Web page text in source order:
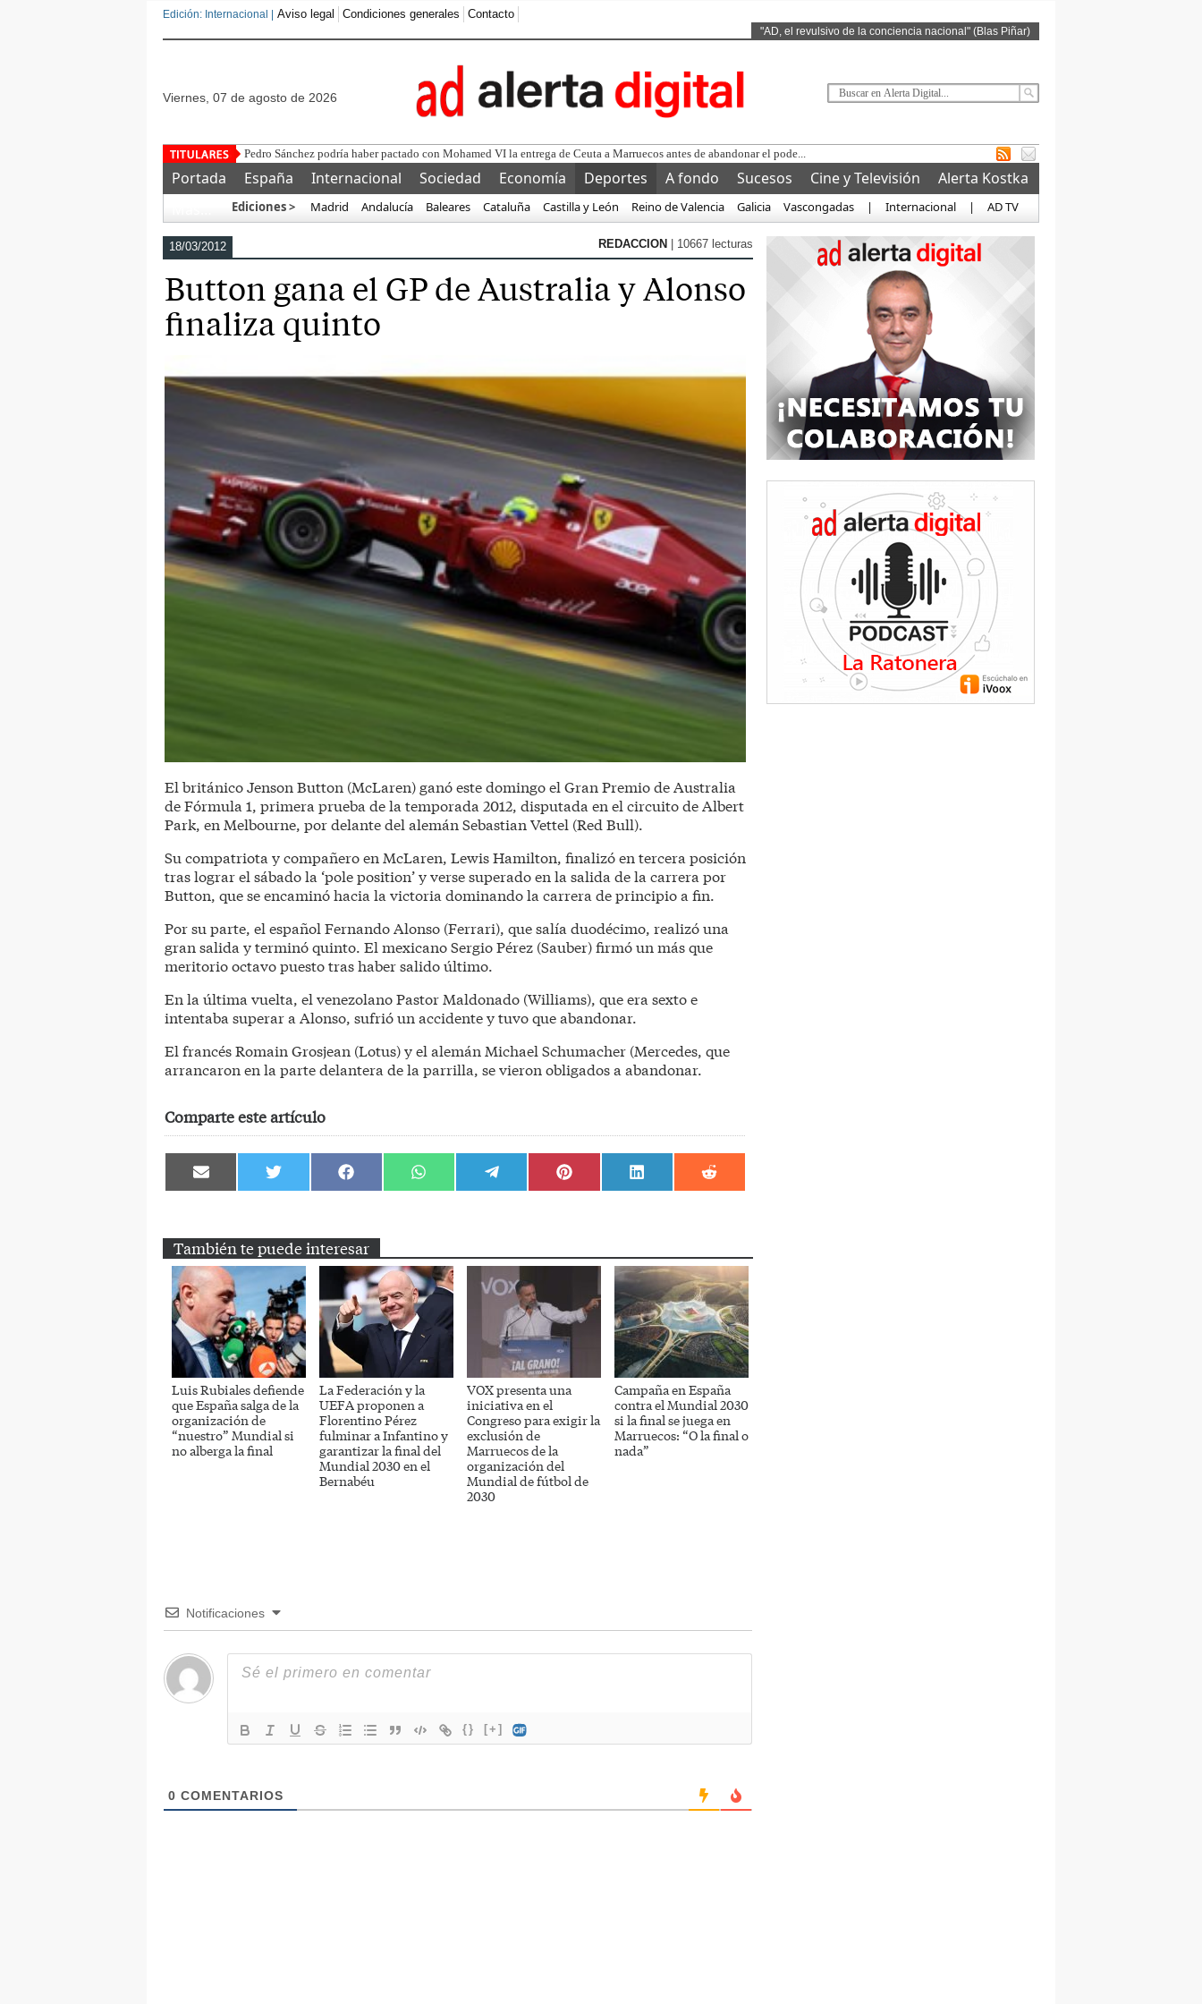
Edición: Internacional | Aviso legal Condiciones generales Contacto
"AD, el revulsivo de la conciencia nacional" (Blas Piñar)
viernes, 07 de agosto de 2026
Portada España Internacional Sociedad Economía Deportes A fondo Sucesos Cine y Televisión
Alerta Kostka
Ediciones > Madrid Andalucía Baleares Cataluña Castilla y León Reino de Valencia Galicia Vascongadas | Internacional | AD TV
18/03/2012 REDACCION | 10667 lecturas
Button gana el GP de Australia y Alonso
finaliza quinto
El británico Jenson Button (McLaren) ganó este domingo el Gran Premio de Australia
de Fórmula 1, primera prueba de la temporada 2012, disputada en el circuito de Albert
Park, en Melbourne, por delante del alemán Sebastian Vettel (Red Bull).
Su compatriota y compañero en McLaren, Lewis Hamilton, finalizó en tercera posición
tras lograr el sábado la ‘pole position’ y verse superado en la salida de la carrera por
Button, que se encaminó hacia la victoria dominando la carrera de principio a fin.
Por su parte, el español Fernando Alonso (Ferrari), que salía duodécimo, realizó una
gran salida y terminó quinto. El mexicano Sergio Pérez (Sauber) firmó un más que
meritorio octavo puesto tras haber salido último.
En la última vuelta, el venezolano Pastor Maldonado (Williams), que era sexto e
intentaba superar a Alonso, sufrió un accidente y tuvo que abandonar.
El francés Romain Grosjean (Lotus) y el alemán Michael Schumacher (Mercedes, que
arrancaron en la parte delantera de la parrilla, se vieron obligados a abandonar.
Comparte este artículo
Compartir
en
Compartir
en
Compartir
en
Compartir
en
Compartir
en
Compartir
en
Compartir
en
Compartir
en
También te puede interesar
Luis Rubiales defiende
que España salga de la
organización de
“nuestro” Mundial si
no alberga la final
La Federación y la
UEFA proponen a
Florentino Pérez
fulminar a Infantino y
garantizar la final del
Mundial 2030 en el
Bernabéu
VOX presenta una
iniciativa en el
Congreso para exigir la
exclusión de
Marruecos de la
organización del
Mundial de fútbol de
2030
Campaña en España
contra el Mundial 2030
si la final se juega en
Marruecos: “O la final o
nada”
Notificaciones
{} [+]
0 COMENTARIOS